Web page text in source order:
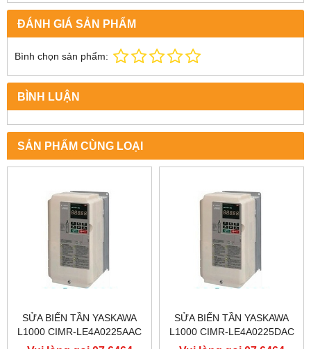
ĐÁNH GIÁ SẢN PHẨM
Bình chọn sản phẩm:
BÌNH LUẬN
SẢN PHẨM CÙNG LOẠI
SỬA BIẾN TẦN YASKAWA
L1000 CIMR-LE4A0225AAC
400V 110KW, BIẾN TẦN
SỬA BIẾN TẦN YASKAWA
L1000 CIMR-LE4A0225DAC
400V 110KW, BIẾN TẦN